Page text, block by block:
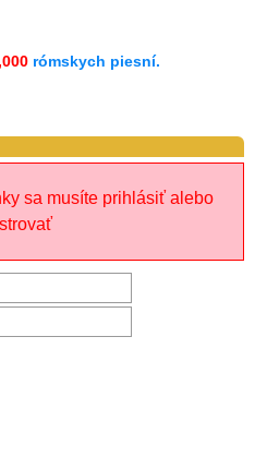
rómskych piesní.
sa musíte prihlásiť alebo